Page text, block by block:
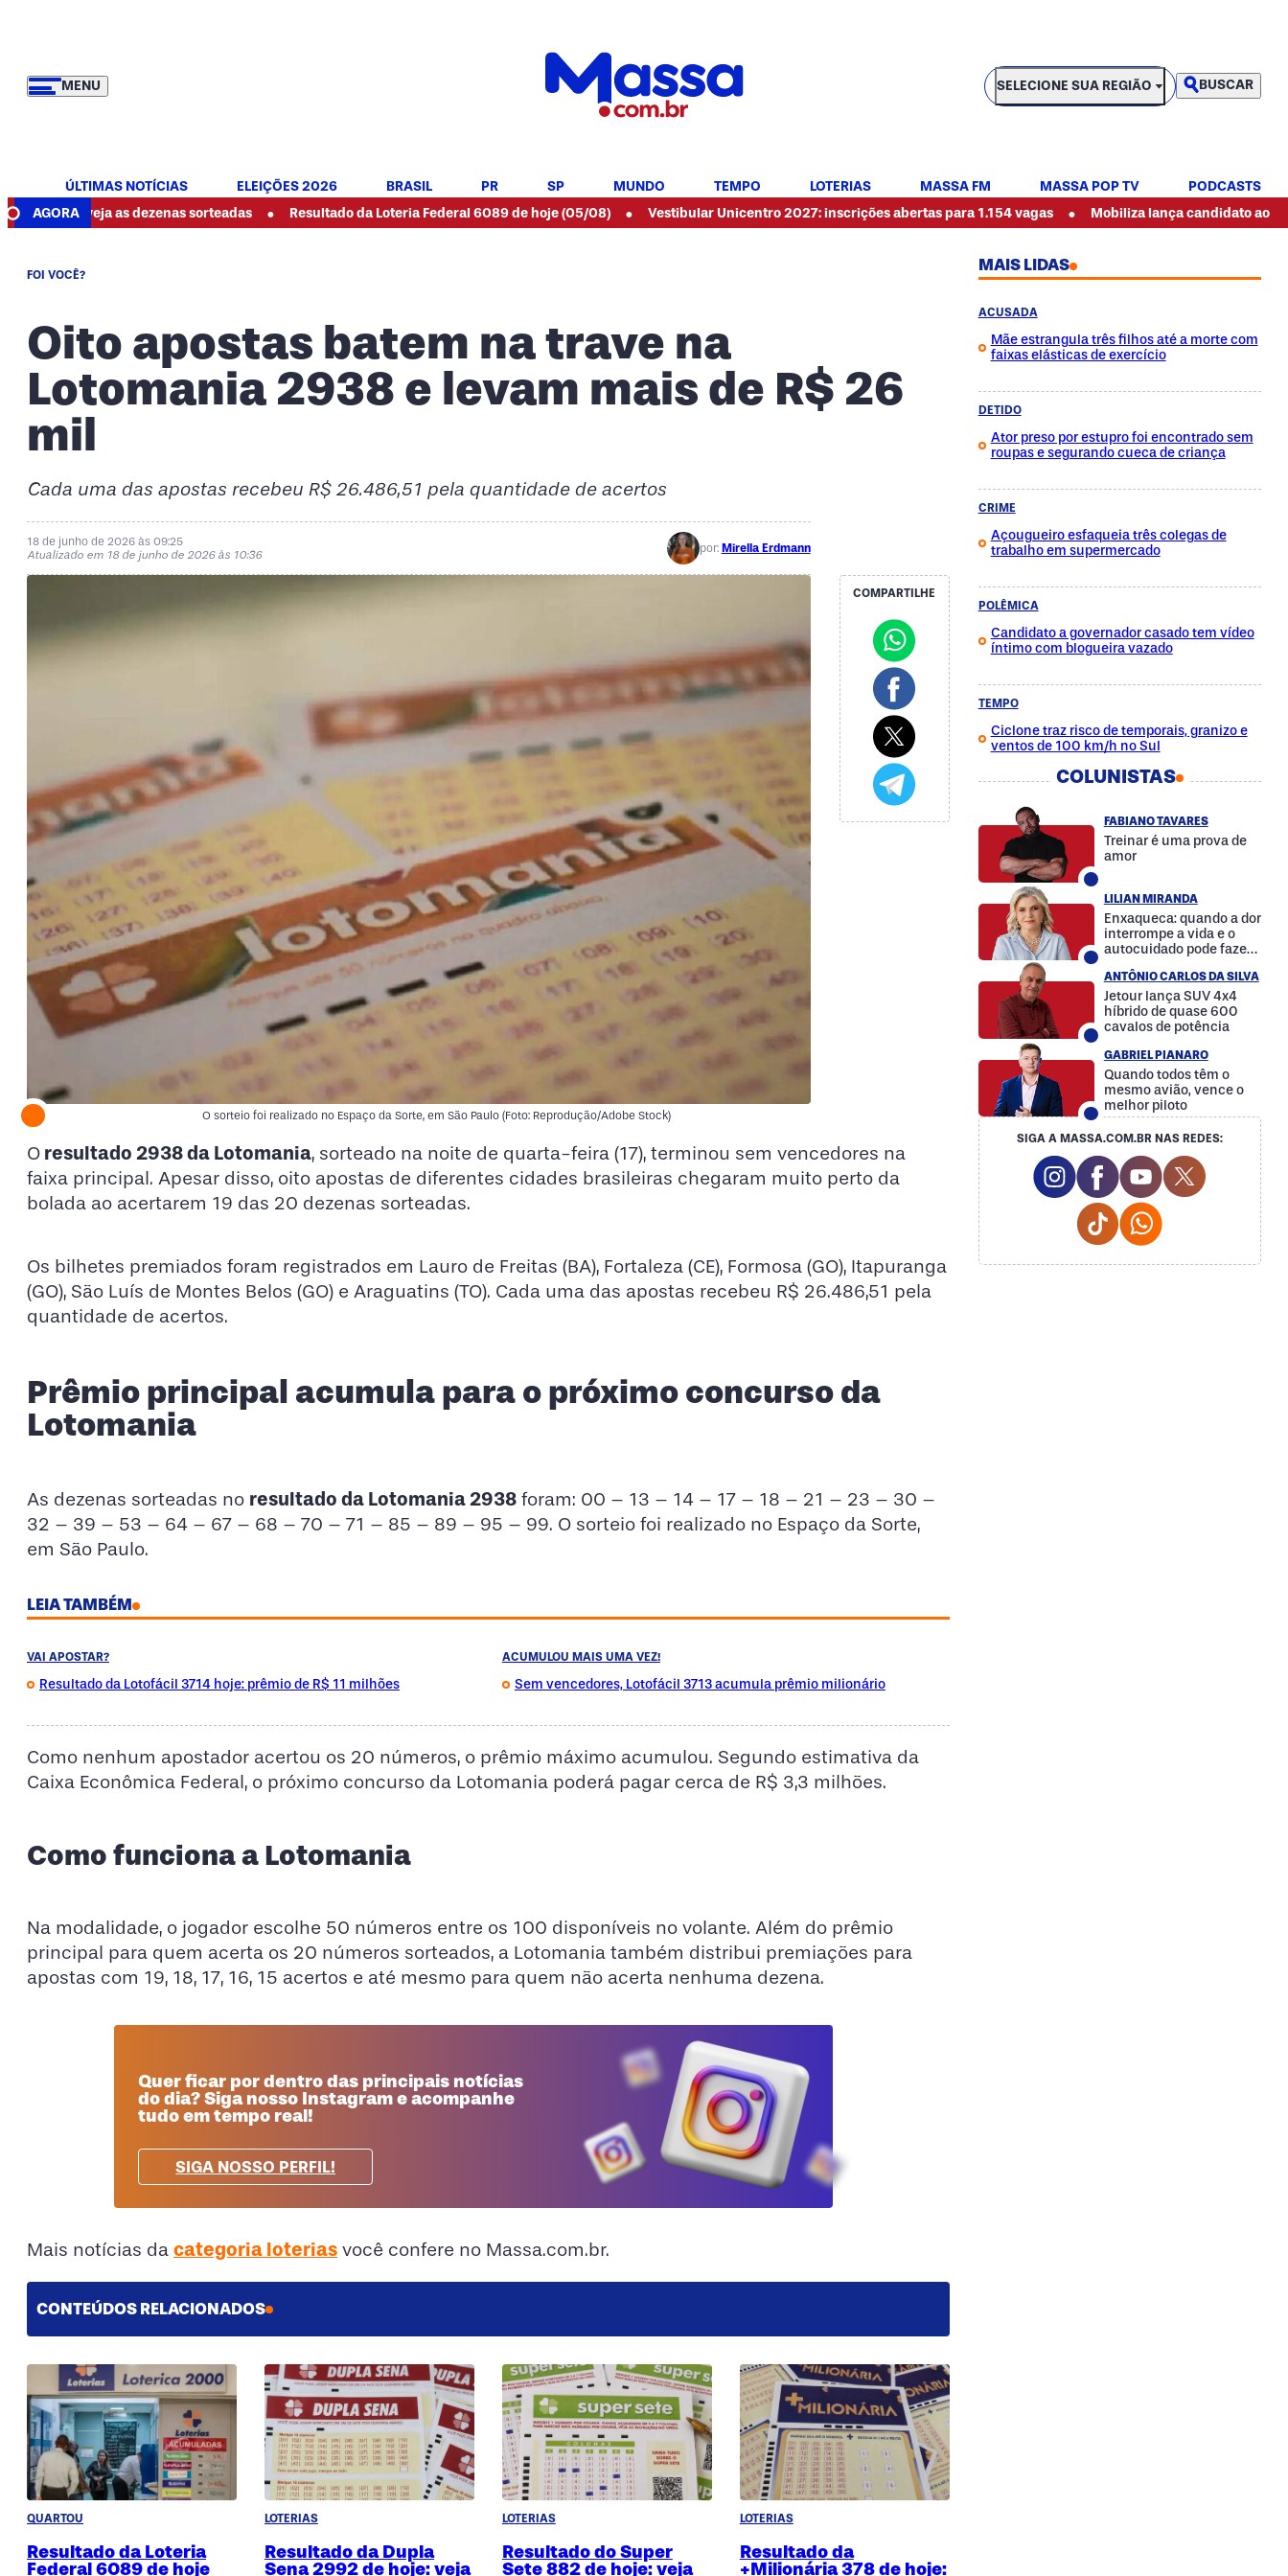
MENU
SELECIONE SUA REGIÃO
SELECIONE SUA REGIÃO BUSCAR
ÚLTIMAS NOTÍCIAS ELEIÇÕES 2026 BRASIL PR SP MUNDO TEMPO LOTERIAS MASSA FM MASSA POP TV
PODCASTS
AGORA
as dezenas sorteadas • Resultado da Loteria Federal 6089 de hoje (05/08) • Vestibular Unicentro 2027: inscrições abertas para 1.154 vagas • Mobiliza lança candidato ao governo do
FOI VOCÊ?
Oito apostas batem na trave na
Lotomania 2938 e levam mais de R$ 26
mil
Cada uma das apostas recebeu R$ 26.486,51 pela quantidade de acertos
18 de junho de 2026 às 09:25
Atualizado em 18 de junho de 2026 às 10:36
por: Mirella Erdmann
O sorteio foi realizado no Espaço da Sorte, em São Paulo (Foto: Reprodução/Adobe Stock)
COMPARTILHE
O resultado 2938 da Lotomania, sorteado na noite de quarta-feira (17), terminou sem vencedores na
faixa principal. Apesar disso, oito apostas de diferentes cidades brasileiras chegaram muito perto da
bolada ao acertarem 19 das 20 dezenas sorteadas.
Os bilhetes premiados foram registrados em Lauro de Freitas (BA), Fortaleza (CE), Formosa (GO), Itapuranga
(GO), São Luís de Montes Belos (GO) e Araguatins (TO). Cada uma das apostas recebeu R$ 26.486,51 pela
quantidade de acertos.
Prêmio principal acumula para o próximo concurso da
Lotomania
As dezenas sorteadas no resultado da Lotomania 2938 foram: 00 – 13 – 14 – 17 – 18 – 21 – 23 – 30 –
32 – 39 – 53 – 64 – 67 – 68 – 70 – 71 – 85 – 89 – 95 – 99. O sorteio foi realizado no Espaço da Sorte,
em São Paulo.
LEIA TAMBÉM
VAI APOSTAR?
Resultado da Lotofácil 3714 hoje: prêmio de R$ 11 milhões
ACUMULOU MAIS UMA VEZ!
Sem vencedores, Lotofácil 3713 acumula prêmio milionário
Como nenhum apostador acertou os 20 números, o prêmio máximo acumulou. Segundo estimativa da
Caixa Econômica Federal, o próximo concurso da Lotomania poderá pagar cerca de R$ 3,3 milhões.
Como funciona a Lotomania
Na modalidade, o jogador escolhe 50 números entre os 100 disponíveis no volante. Além do prêmio
principal para quem acerta os 20 números sorteados, a Lotomania também distribui premiações para
apostas com 19, 18, 17, 16, 15 acertos e até mesmo para quem não acerta nenhuma dezena.
Quer ficar por dentro das principais notícias
do dia? Siga nosso Instagram e acompanhe
tudo em tempo real!
SIGA NOSSO PERFIL!
Mais notícias da categoria loterias você confere no Massa.com.br.
CONTEÚDOS RELACIONADOS
QUARTOU
Resultado da Loteria
Federal 6089 de hoje
LOTERIAS
Resultado da Dupla
Sena 2992 de hoje: veja
LOTERIAS
Resultado do Super
Sete 882 de hoje: veja
LOTERIAS
Resultado da
+Milionária 378 de hoje:
MAIS LIDAS
ACUSADA
Mãe estrangula três filhos até a morte com
faixas elásticas de exercício
DETIDO
Ator preso por estupro foi encontrado sem
roupas e segurando cueca de criança
CRIME
Açougueiro esfaqueia três colegas de
trabalho em supermercado
POLÊMICA
Candidato a governador casado tem vídeo
íntimo com blogueira vazado
TEMPO
Ciclone traz risco de temporais, granizo e
ventos de 100 km/h no Sul
COLUNISTAS
FABIANO TAVARES
Treinar é uma prova de
amor
LILIAN MIRANDA
Enxaqueca: quando a dor
interrompe a vida e o
autocuidado pode fazer
ANTÔNIO CARLOS DA SILVA
Jetour lança SUV 4x4
híbrido de quase 600
cavalos de potência
GABRIEL PIANARO
Quando todos têm o
mesmo avião, vence o
melhor piloto
SIGA A MASSA.COM.BR NAS REDES:
Instagram Social Media
Facebook Social Media
Youtube Social
Twitter
Tiktok Social Media
Whatsapp